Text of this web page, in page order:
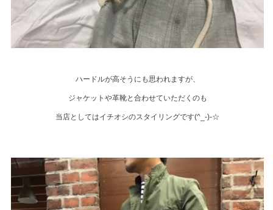
ハードルが高そうにも思われますが、
ジャケットや革靴と合わせていただくのも
当店としてはイチオシのスタイリングです(^_-)-☆